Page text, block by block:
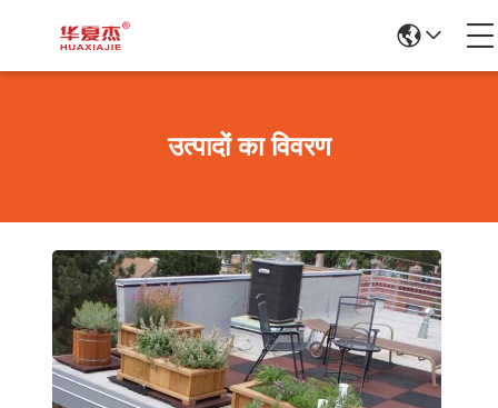
उत्पादों का विवरण